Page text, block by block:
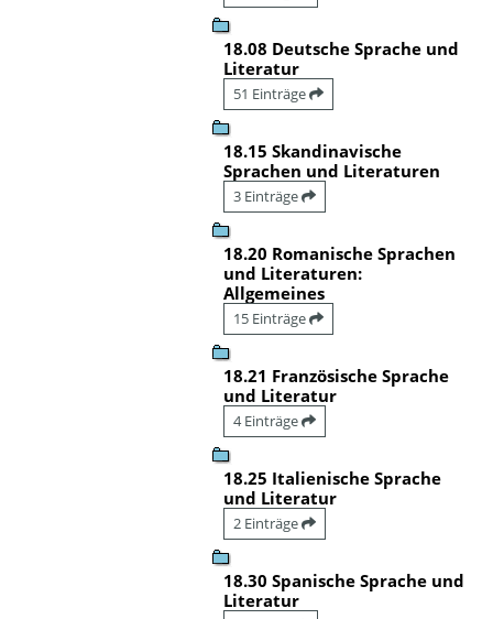
18.08 Deutsche Sprache und
Literatur
51 Einträge
18.15 Skandinavische
Sprachen und Literaturen
3 Einträge
18.20 Romanische Sprachen
und Literaturen:
Allgemeines
15 Einträge
18.21 Französische Sprache
und Literatur
4 Einträge
18.25 Italienische Sprache
und Literatur
2 Einträge
18.30 Spanische Sprache und
Literatur